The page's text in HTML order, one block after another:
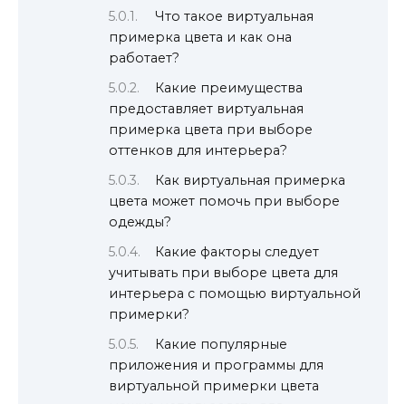
Что такое виртуальная
примерка цвета и как она
работает?
Какие преимущества
предоставляет виртуальная
примерка цвета при выборе
оттенков для интерьера?
Как виртуальная примерка
цвета может помочь при выборе
одежды?
Какие факторы следует
учитывать при выборе цвета для
интерьера с помощью виртуальной
примерки?
Какие популярные
приложения и программы для
виртуальной примерки цвета